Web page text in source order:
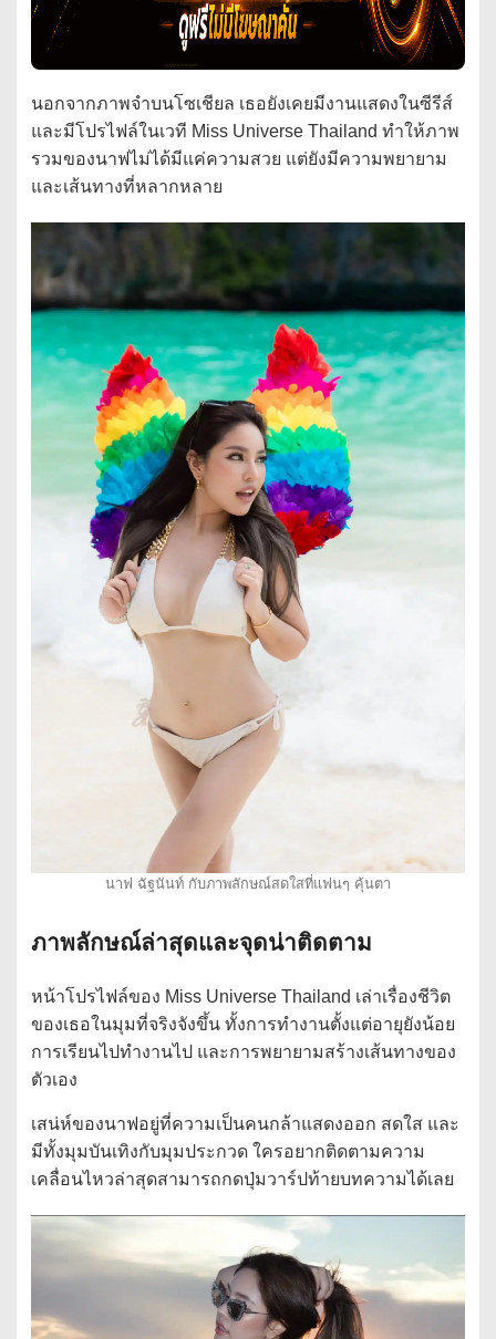
นอกจากภาพจำบนโซเชียล เธอยังเคยมีงานแสดงในซีรีส์
และมีโปรไฟล์ในเวที Miss Universe Thailand ทำให้ภาพ
รวมของนาฟไม่ได้มีแค่ความสวย แต่ยังมีความพยายาม
และเส้นทางที่หลากหลาย
นาฟ ฉัฐนันท์ กับภาพลักษณ์สดใสที่แฟนๆ คุ้นตา
ภาพลักษณ์ล่าสุดและจุดน่าติดตาม
หน้าโปรไฟล์ของ Miss Universe Thailand เล่าเรื่องชีวิต
ของเธอในมุมที่จริงจังขึ้น ทั้งการทำงานตั้งแต่อายุยังน้อย
การเรียนไปทำงานไป และการพยายามสร้างเส้นทางของ
ตัวเอง
เสน่ห์ของนาฟอยู่ที่ความเป็นคนกล้าแสดงออก สดใส และ
มีทั้งมุมบันเทิงกับมุมประกวด ใครอยากติดตามความ
เคลื่อนไหวล่าสุดสามารถกดปุ่มวาร์ปท้ายบทความได้เลย